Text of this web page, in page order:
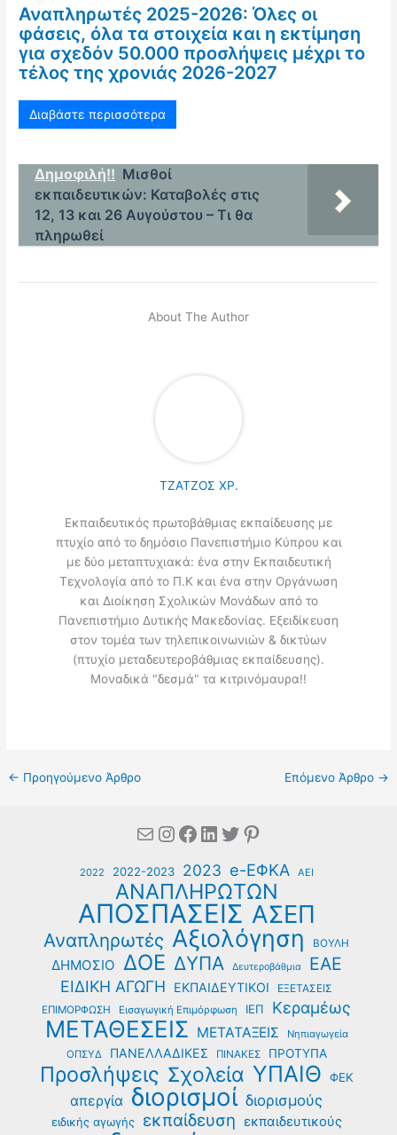
Αναπληρωτές 2025-2026: Όλες οι
φάσεις, όλα τα στοιχεία και η εκτίμηση
για σχεδόν 50.000 προσλήψεις μέχρι το
τέλος της χρονιάς 2026-2027
Διαβάστε περισσότερα
Δημοφιλή!! Μισθοί
εκπαιδευτικών: Καταβολές στις
12, 13 και 26 Αυγούστου – Τι θα
πληρωθεί
About The Author
ΤΖΑΤΖΟΣ ΧΡ.
Εκπαιδευτικός πρωτοβάθμιας εκπαίδευσης με
πτυχίο από το δημόσιο Πανεπιστήμιο Κύπρου και
με δύο μεταπτυχιακά: ένα στην Εκπαιδευτική
Τεχνολογία από το Π.Κ και ένα στην Οργάνωση
και Διοίκηση Σχολικών Μονάδων από το
Πανεπιστήμιο Δυτικής Μακεδονίας. Εξειδίκευση
στον τομέα των τηλεπικοινωνιών & δικτύων
(πτυχίο μεταδευτεροβάθμιας εκπαίδευσης).
Μοναδικά "δεσμά" τα κιτρινόμαυρα!!
← Προηγούμενο Άρθρο Επόμενο Άρθρο →
MailInstagram
Facebook
Linkedin
Twitter
Pinterest
2022 2022-2023 2023 e-ΕΦΚΑ ΑΕΙ
ΑΝΑΠΛΗΡΩΤΩΝ
ΑΠΟΣΠΑΣΕΙΣ ΑΣΕΠ
Αναπληρωτές Αξιολόγηση ΒΟΥΛΗ
ΔΗΜΟΣΙΟ ΔΟΕ ΔΥΠΑ Δευτεροβάθμια ΕΑΕ
ΕΙΔΙΚΗ ΑΓΩΓΗ ΕΚΠΑΙΔΕΥΤΙΚΟΙ ΕΞΕΤΑΣΕΙΣ
ΕΠΙΜΟΡΦΩΣΗ Εισαγωγική Επιμόρφωση ΙΕΠ Κεραμέως
ΜΕΤΑΘΕΣΕΙΣ ΜΕΤΑΤΑΞΕΙΣ
Νηπιαγωγεία
ΟΠΣΥΔ
ΠΑΝΕΛΛΑΔΙΚΕΣ ΠΙΝΑΚΕΣ ΠΡΟΤΥΠΑ
Προσλήψεις Σχολεία ΥΠΑΙΘ ΦΕΚ
απεργία διορισμοί διορισμούς
ειδικής αγωγής εκπαίδευση εκπαιδευτικούς